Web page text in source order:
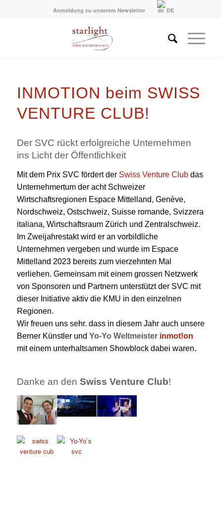
Anmeldung zu unserem Newsletter DE
INMOTION beim SWISS
VENTURE CLUB!
Der SVC rückt erfolgreiche Unternehmen
ins Licht der Öffentlichkeit
Mit dem Prix SVC fördert der Swiss Venture Clubdas
Unternehmertum der acht Schweizer
Wirtschaftsregionen Espace Mittelland, Genève,
Nordschweiz, Ostschweiz, Suisse romande, Svizzera
italiana, Wirtschaftsraum Zürich und Zentralschweiz.
Im Zweijahrestakt wird er an vorbildliche
Unternehmen vergeben und wurde im Espace
Mittelland 2023 bereits zum vierzehnten Mal
verliehen. Gemeinsam mit einem grossen Netzwerk
von Sponsoren und Partnern unterstützt der SVC mit
dieser Initiative aktiv die KMU in den einzelnen
Regionen.
Wir freuen uns sehr. dass in diesem Jahr auch unsere
Berner Künstler und Yo-Yo Weltmeister inmot!on
mit einem unterhaltsamen Showblock dabei waren.
Danke an den Swiss Venture Club!